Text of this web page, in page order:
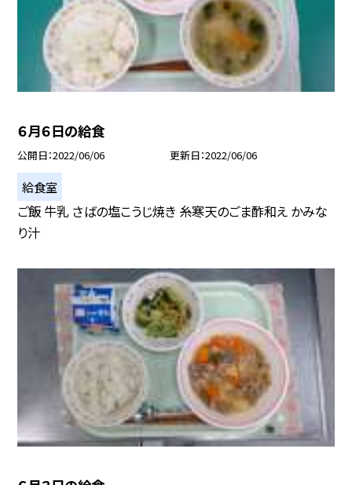
６月６日の給食
公開日 2022/06/06 更新日 2022/06/06
給食室
ご飯 牛乳 さばの塩こうじ焼き 糸寒天のごま酢和え かみな
り汁